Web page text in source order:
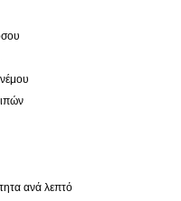
ανά λεπτό